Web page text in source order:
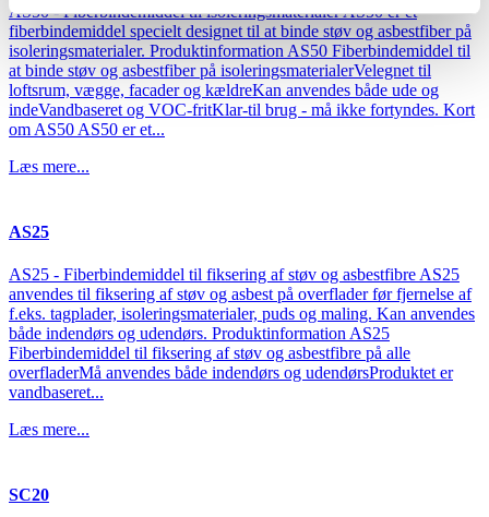
AS50 - Fiberbindemiddel til isoleringsmaterialer AS50 er et
fiberbindemiddel specielt designet til at binde støv og asbestfiber på
isoleringsmaterialer. Produktinformation AS50 Fiberbindemiddel til
at binde støv og asbestfiber på isoleringsmaterialerVelegnet til
loftsrum, vægge, facader og kældreKan anvendes både ude og
indeVandbaseret og VOC-fritKlar-til brug - må ikke fortyndes. Kort
om AS50 AS50 er et...
Læs mere...
AS25
AS25 - Fiberbindemiddel til fiksering af støv og asbestfibre AS25
anvendes til fiksering af støv og asbest på overflader før fjernelse af
f.eks. tagplader, isoleringsmaterialer, puds og maling. Kan anvendes
både indendørs og udendørs. Produktinformation AS25
Fiberbindemiddel til fiksering af støv og asbestfibre på alle
overfladerMå anvendes både indendørs og udendørsProduktet er
vandbaseret...
Læs mere...
SC20